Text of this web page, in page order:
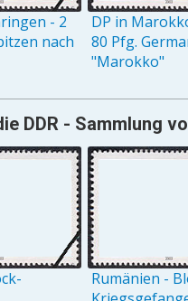
- 2
nach
DP in
80 Pfg.
"Marokko"
DDR - Sammlung
Rumänien -